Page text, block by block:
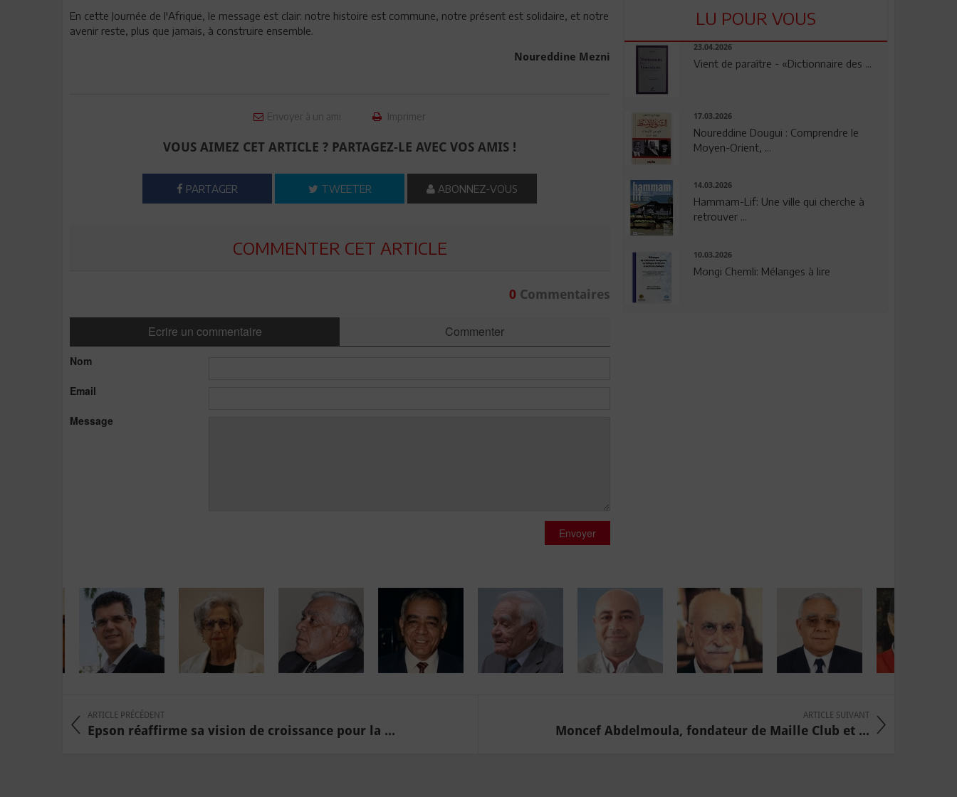
En cette Journée de l'Afrique, le message est clair: notre histoire est commune, notre présent est solidaire, et notre
avenir reste, plus que jamais, à construire ensemble.
Noureddine Mezni
Envoyer à un ami Imprimer
VOUS AIMEZ CET ARTICLE ? PARTAGEZ-LE AVEC VOS AMIS !
PARTAGER TWEETER ABONNEZ-VOUS
COMMENTER CET ARTICLE
0Commentaires
Ecrire un commentaire Commenter
Nom
Email
Message
Envoyer
LU POUR VOUS
23.04.2026
Vient de paraître - «Dictionnaire des ...
17.03.2026
Noureddine Dougui : Comprendre le
Moyen-Orient, ...
14.03.2026
Hammam-Lif: Une ville qui cherche à
retrouver ...
10.03.2026
Mongi Chemli: Mélanges à lire
ARTICLE PRÉCÉDENT
Epson réaffirme sa vision de croissance pour la ...
ARTICLE SUIVANT
Moncef Abdelmoula, fondateur de Maille Club et ...